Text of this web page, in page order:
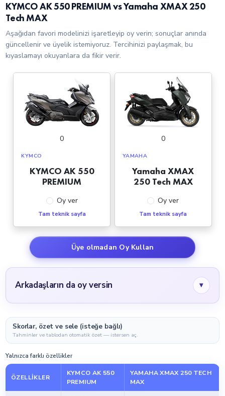
KYMCO AK 550 PREMIUM vs Yamaha XMAX 250
Tech MAX
Aşağıdan favori modelinizi işaretleyip oy verin; sonuçlar anında
güncellenir ve üyelik istemiyoruz. Tercihinizi paylaşmak, bu
kıyaslamayı okuyanlara da fikir verir.
0
KYMCO
KYMCO AK 550
PREMIUM
Oy ver
Tam teknik sayfa
0
YAMAHA
Yamaha XMAX
250 Tech MAX
Oy ver
Tam teknik sayfa
Üye olmadan Oy Kullan
Arkadaşların da oy versin ▾
Skorlar, özet ve sele (isteğe bağlı)
Tahminler ve tablodan otomatik özet — istersen aç.
Yalnızca farklı özellikler
ÖZELLIKLER
KYMCO AK 550
PREMIUM
YAMAHA XMAX 250 TECH
MAX